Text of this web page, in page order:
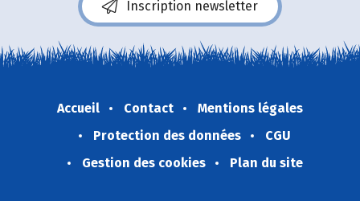
Inscription newsletter
Accueil Contact
Mentions légales
Protection des données
CGU
Gestion des cookies
Plan du site